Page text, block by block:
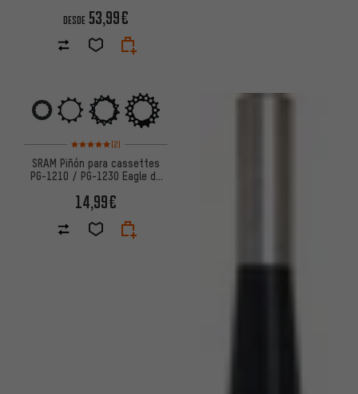
DESDE 53,99€
Valoración media: 5 de 5 basada en 2 reseñas
(2)
SRAM Piñón para cassettes
PG-1210 / PG-1230 Eagle de
14,99€